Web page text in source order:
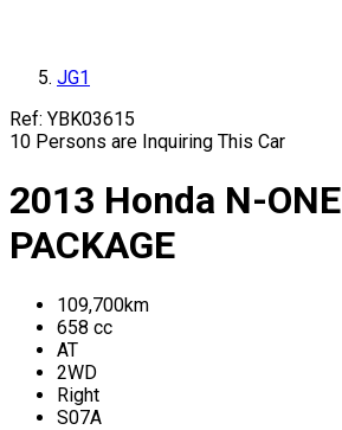
JG1
Ref: YBK03615
10 Persons are Inquiring This Car
2013 Honda N-ONE
PACKAGE
109,700km
658 cc
AT
2WD
Right
S07A